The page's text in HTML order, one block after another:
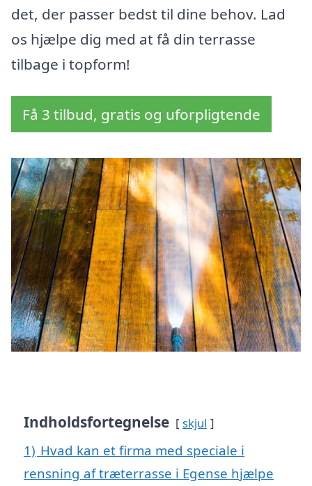
det, der passer bedst til dine behov. Lad
os hjælpe dig med at få din terrasse
tilbage i topform!
Få 3 tilbud, gratis og uforpligtende
Indholdsfortegnelse skjul
1) Hvad kan et firma med speciale i
rensning af træterrasse i Egense hjælpe